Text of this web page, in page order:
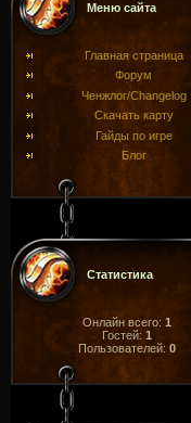
Меню сайта
Главная страница
Форум
Ченжлог/Changelog
Скачать карту
Гайды по игре
Блог
Статистика
Онлайн всего: 1
Гостей: 1
Пользователей: 0